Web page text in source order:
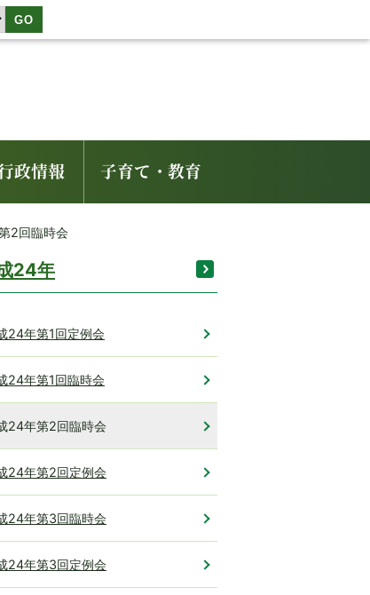
GO
政情報 子育て・教育
2回臨時会
24年
24年第1回定例会
24年第1回臨時会
24年第2回臨時会
24年第2回定例会
24年第3回臨時会
24年第3回定例会